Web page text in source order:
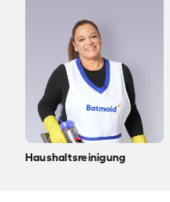
Haushaltsreinigung